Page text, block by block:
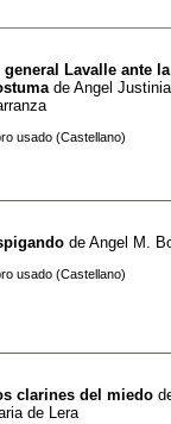
general Lavalle ante
de Angel
usado (Castellano)
de Angel M.
usado (Castellano)
clarines del miedo
de Lera